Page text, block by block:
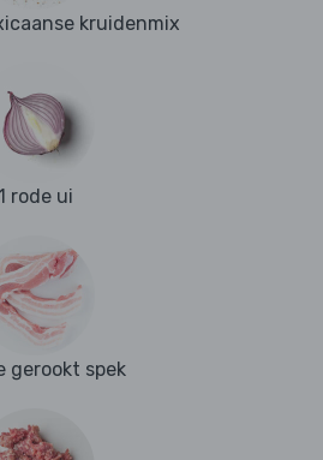
kruidenmix
rode ui
gerookt spek